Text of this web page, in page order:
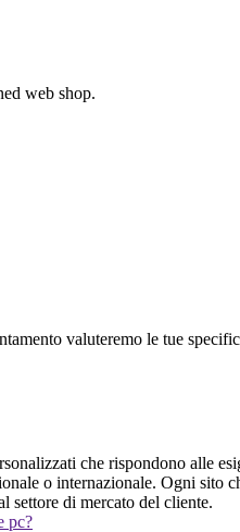
web shop.
valuteremo le tue
che rispondono alle
o internazionale. Ogni
settore di mercato del cliente.
pc?